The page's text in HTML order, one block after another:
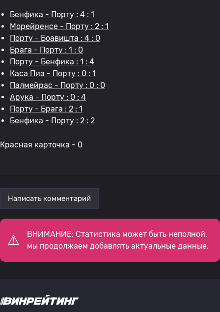
Бенфика - Порту : 4 : 1
Морейренсе - Порту : 2 : 1
Порту - Боавишта : 4 : 0
Брага - Порту : 1 : 0
Порту - Бенфика : 1 : 4
Каса Пиа - Порту : 0 : 1
Палмейрас - Порту : 0 : 0
Арука - Порту : 0 : 4
Порту - Брага : 2 : 1
Бенфика - Порту : 2 : 2
Красная карточка - 0
Написать комментарий
ВНИМАНИЕ: Статистика может быть неполной,
мы продолжаем добавлять актуальные данные.